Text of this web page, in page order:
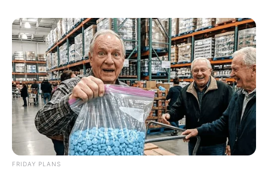
Why this ordinary drink is the secret to feeling your
best every day
FRIDAY PLANS